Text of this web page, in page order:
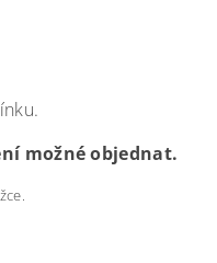
možné objednat.